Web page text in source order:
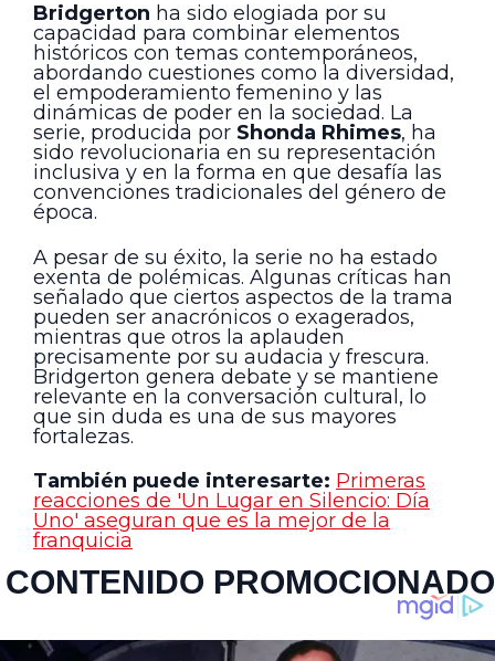
Bridgerton ha sido elogiada por su
capacidad para combinar elementos
históricos con temas contemporáneos,
abordando cuestiones como la diversidad,
el empoderamiento femenino y las
dinámicas de poder en la sociedad. La
serie, producida por Shonda Rhimes, ha
sido revolucionaria en su representación
inclusiva y en la forma en que desafía las
convenciones tradicionales del género de
época.
A pesar de su éxito, la serie no ha estado
exenta de polémicas. Algunas críticas han
señalado que ciertos aspectos de la trama
pueden ser anacrónicos o exagerados,
mientras que otros la aplauden
precisamente por su audacia y frescura.
Bridgerton genera debate y se mantiene
relevante en la conversación cultural, lo
que sin duda es una de sus mayores
fortalezas.
También puede interesarte: Primeras
reacciones de 'Un Lugar en Silencio: Día
Uno' aseguran que es la mejor de la
franquicia